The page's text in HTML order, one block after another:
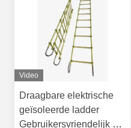
Video
Draagbare elektrische
geïsoleerde ladder
Gebruikersvriendelijk 3,5